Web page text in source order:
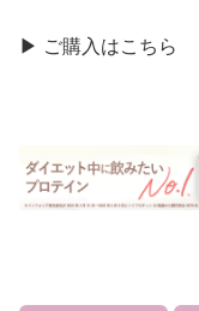
▶ ご購入はこちら